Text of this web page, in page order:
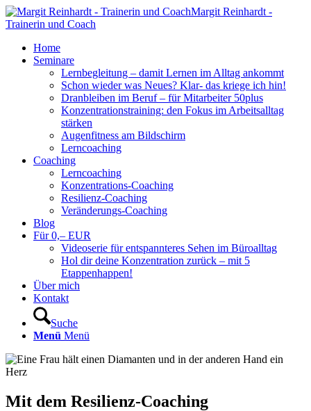
Margit Reinhardt -
Trainerin und Coach
Home
Seminare
Lernbegleitung – damit Lernen im Alltag ankommt
Schon wieder was Neues? Klar- das kriege ich hin!
Dranbleiben im Beruf – für Mitarbeiter 50plus
Konzentrationstraining: den Fokus im Arbeitsalltag
stärken
Augenfitness am Bildschirm
Lerncoaching
Coaching
Lerncoaching
Konzentrations-Coaching
Resilienz-Coaching
Veränderungs-Coaching
Blog
Für 0,– EUR
Videoserie für entspannteres Sehen im Büroalltag
Hol dir deine Konzentration zurück – mit 5
Etappenhappen!
Über mich
Kontakt
Suche
Menü Menü
Mit dem Resilienz-Coaching